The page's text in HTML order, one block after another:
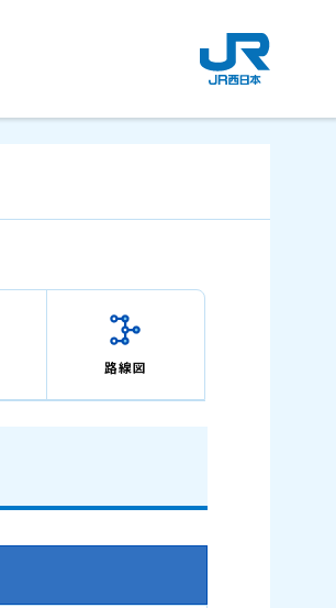
新
規
ウ
イ
す
路線図